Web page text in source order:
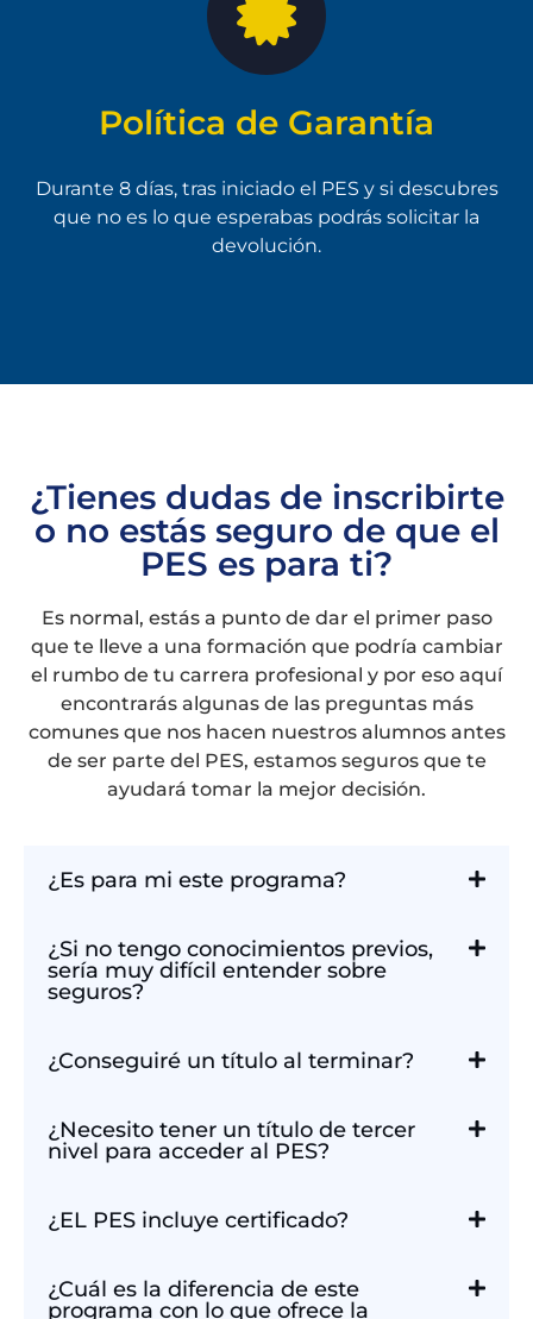
Política de Garantía
Durante 8 días, tras iniciado el PES y si descubres
que no es lo que esperabas podrás solicitar la
devolución.
¿Tienes dudas de inscribirte
o no estás seguro de que el
PES es para ti?
Es normal, estás a punto de dar el primer paso
que te lleve a una formación que podría cambiar
el rumbo de tu carrera profesional y por eso aquí
encontrarás algunas de las preguntas más
comunes que nos hacen nuestros alumnos antes
de ser parte del PES, estamos seguros que te
ayudará tomar la mejor decisión.
¿Es para mi este programa?
¿Si no tengo conocimientos previos,
sería muy difícil entender sobre
seguros?
¿Conseguiré un título al terminar?
¿Necesito tener un título de tercer
nivel para acceder al PES?
¿EL PES incluye certificado?
¿Cuál es la diferencia de este
programa con lo que ofrece la